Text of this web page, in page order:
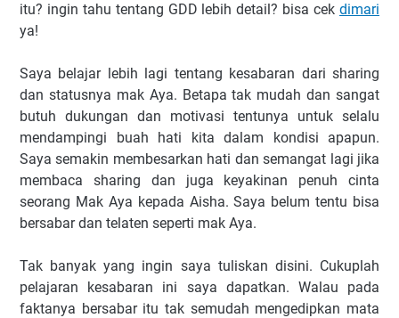
itu? ingin tahu tentang GDD lebih detail? bisa cek dimari
ya!
Saya belajar lebih lagi tentang kesabaran dari sharing
dan statusnya mak Aya. Betapa tak mudah dan sangat
butuh dukungan dan motivasi tentunya untuk selalu
mendampingi buah hati kita dalam kondisi apapun.
Saya semakin membesarkan hati dan semangat lagi jika
membaca sharing dan juga keyakinan penuh cinta
seorang Mak Aya kepada Aisha. Saya belum tentu bisa
bersabar dan telaten seperti mak Aya.
Tak banyak yang ingin saya tuliskan disini. Cukuplah
pelajaran kesabaran ini saya dapatkan. Walau pada
faktanya bersabar itu tak semudah mengedipkan mata